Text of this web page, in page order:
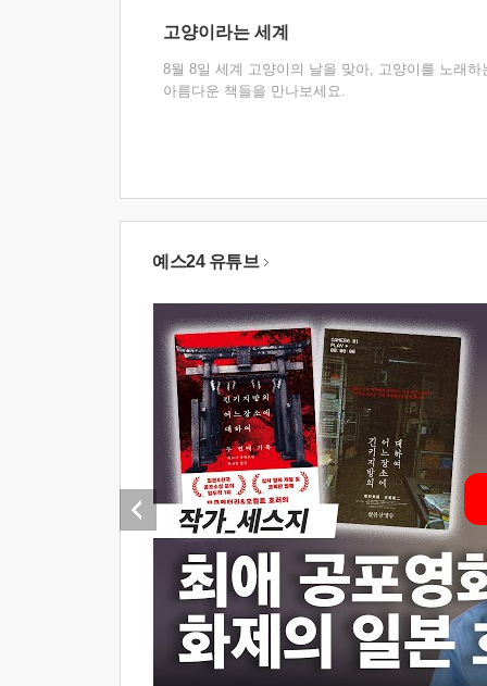
고양이라는 세계
8월 8일 세계 고양이의 날을 맞아, 고양이를 노래하
아름다운 책들을 만나보세요.
예스24 유튜브